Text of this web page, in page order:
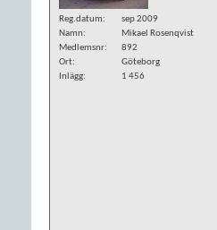
Reg.datum
sep 2009
Namn
Mikael Rosenqvist
Medlemsnr
892
Ort
Göteborg
Inlägg
1 456